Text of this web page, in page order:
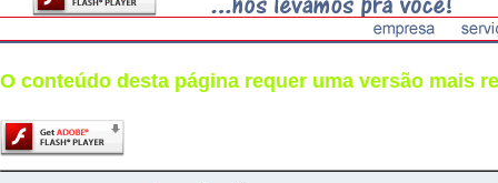
O conteúdo desta página requer uma versão mais